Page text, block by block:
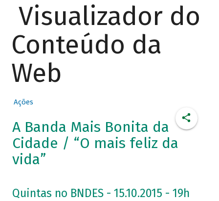
Visualizador do
Conteúdo da
Web
Ações
A Banda Mais Bonita da
Cidade / “O mais feliz da
vida”
Quintas no BNDES - 15.10.2015 - 19h